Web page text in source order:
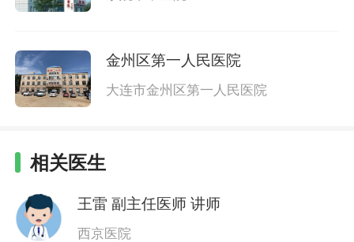
金州区第一人民医院
大连市金州区第一人民医院
相关医生
王雷 副主任医师 讲师
西京医院